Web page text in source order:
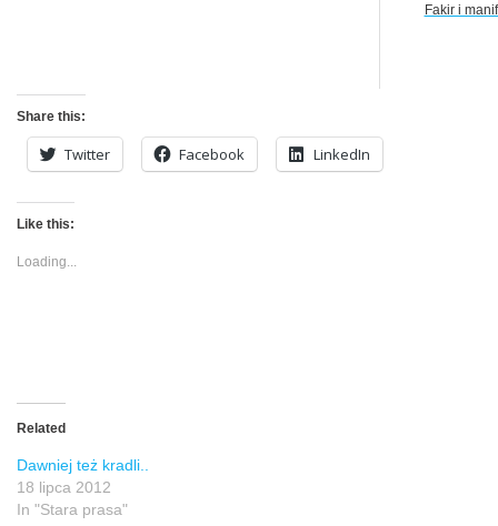
Fakir i
Share this:
Twitter Facebook LinkedIn
Like this:
Loading...
Related
Dawniej też kradli..
18 lipca 2012
In "Stara prasa"